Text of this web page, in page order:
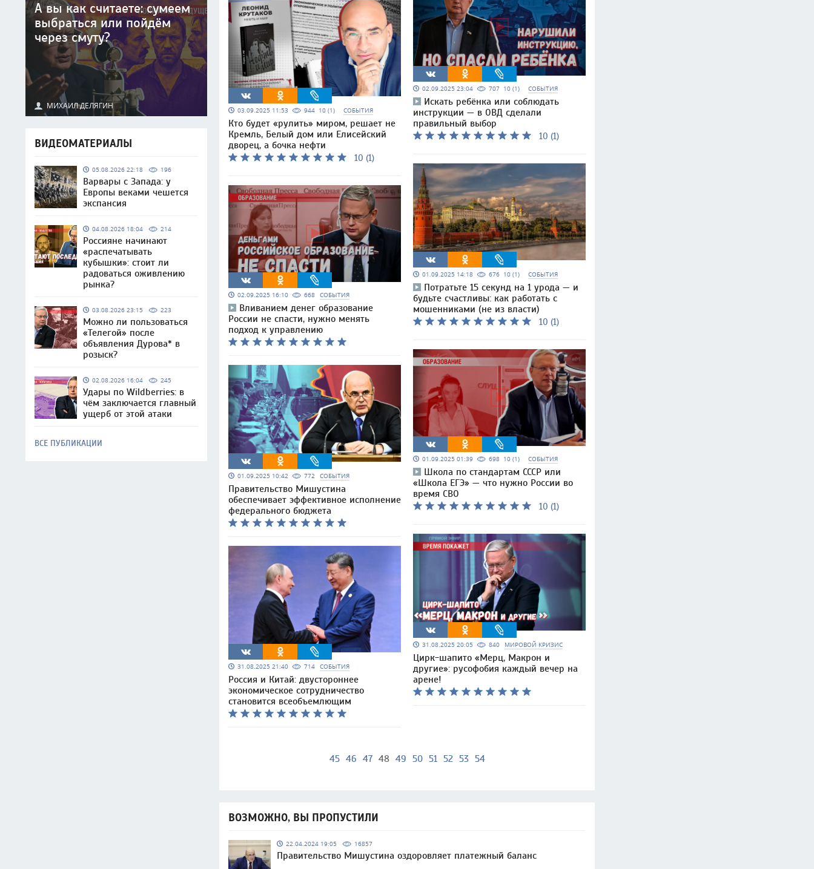
А вы как считаете: сумеем
выбраться или пойдём
через смуту?
МИХАИЛ ДЕЛЯГИН
ВИДЕОМАТЕРИАЛЫ
05.08.2026 22:18 196
Варвары с Запада: у
Европы веками чешется
экспансия
04.08.2026 18:04 214
Россияне начинают
«распечатывать
кубышки»: стоит ли
радоваться оживлению
рынка?
03.08.2026 23:15 223
Можно ли пользоваться
«Телегой» после
объявления Дурова* в
розыск?
02.08.2026 16:04 245
Удары по Wildberries: в
чём заключается главный
ущерб от этой атаки
ВСЕ ПУБЛИКАЦИИ
03.09.2025 11:53 944 10 (1) СОБЫТИЯ
Кто будет «рулить» миром, решает не
Кремль, Белый дом или Елисейский
дворец, а бочка нефти
10 (1)
02.09.2025 16:10 668 СОБЫТИЯ
Вливанием денег образование
России не спасти, нужно менять
подход к управлению
01.09.2025 10:42 772 СОБЫТИЯ
Правительство Мишустина
обеспечивает эффективное исполнение
федерального бюджета
31.08.2025 21:40 714 СОБЫТИЯ
Россия и Китай: двустороннее
экономическое сотрудничество
становится всеобъемлющим
02.09.2025 23:04 707 10 (1) СОБЫТИЯ
Искать ребёнка или соблюдать
инструкции — в ОВД сделали
правильный выбор
10 (1)
01.09.2025 14:18 676 10 (1) СОБЫТИЯ
Потратьте 15 секунд на 1 урода — и
будьте счастливы: как работать с
мошенниками (не из власти)
10 (1)
01.09.2025 01:39 698 10 (1) СОБЫТИЯ
Школа по стандартам СССР или
«Школа ЕГЭ» — что нужно России во
время СВО
10 (1)
31.08.2025 20:05 840 МИРОВОЙ КРИЗИС
Цирк-шапито «Мерц, Макрон и
другие»: русофобия каждый вечер на
арене!
45 46 47 48 49 50 51 52 53 54
ВОЗМОЖНО, ВЫ ПРОПУСТИЛИ
22.04.2024 19:05 16857
Правительство Мишустина оздоровляет платежный баланс